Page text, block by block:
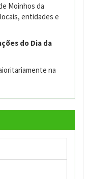
Moinhos da
entidades e
do Dia da
na